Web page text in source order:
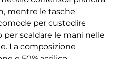
mentre le tasche
per custodire
per scaldare le mani nelle
La composizione